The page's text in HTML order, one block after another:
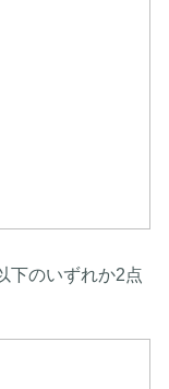
下のいずれか2点